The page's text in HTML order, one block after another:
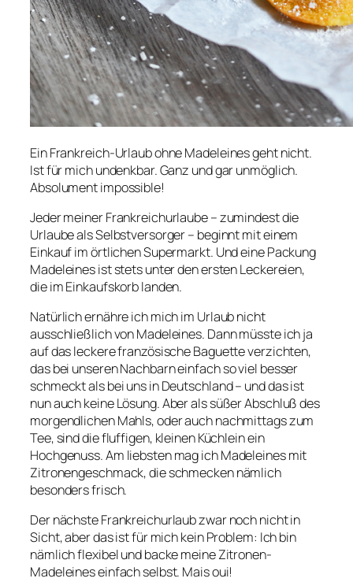
Ein Frankreich-Urlaub ohne Madeleines geht nicht.
Ist für mich undenkbar. Ganz und gar unmöglich.
Absolument impossible!
Jeder meiner Frankreichurlaube – zumindest die
Urlaube als Selbstversorger – beginnt mit einem
Einkauf im örtlichen Supermarkt. Und eine Packung
Madeleines ist stets unter den ersten Leckereien,
die im Einkaufskorb landen.
Natürlich ernähre ich mich im Urlaub nicht
ausschließlich von Madeleines. Dann müsste ich ja
auf das leckere französische Baguette verzichten,
das bei unseren Nachbarn einfach so viel besser
schmeckt als bei uns in Deutschland – und das ist
nun auch keine Lösung. Aber als süßer Abschluß des
morgendlichen Mahls, oder auch nachmittags zum
Tee, sind die fluffigen, kleinen Küchlein ein
Hochgenuss. Am liebsten mag ich Madeleines mit
Zitronengeschmack, die schmecken nämlich
besonders frisch.
Der nächste Frankreichurlaub zwar noch nicht in
Sicht, aber das ist für mich kein Problem: Ich bin
nämlich flexibel und backe meine Zitronen-
Madeleines einfach selbst. Mais oui!